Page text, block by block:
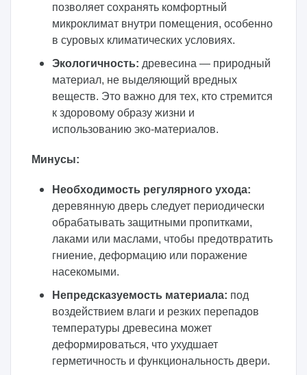
позволяет сохранять комфортный
микроклимат внутри помещения, особенно
в суровых климатических условиях.
Экологичность: древесина — природный
материал, не выделяющий вредных
веществ. Это важно для тех, кто стремится
к здоровому образу жизни и
использованию эко-материалов.
Минусы:
Необходимость регулярного ухода:
деревянную дверь следует периодически
обрабатывать защитными пропитками,
лаками или маслами, чтобы предотвратить
гниение, деформацию или поражение
насекомыми.
Непредсказуемость материала: под
воздействием влаги и резких перепадов
температуры древесина может
деформироваться, что ухудшает
герметичность и функциональность двери.